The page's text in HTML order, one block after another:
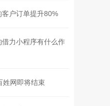
户订单提升80%
力小程序有什么作
姓网即将结束